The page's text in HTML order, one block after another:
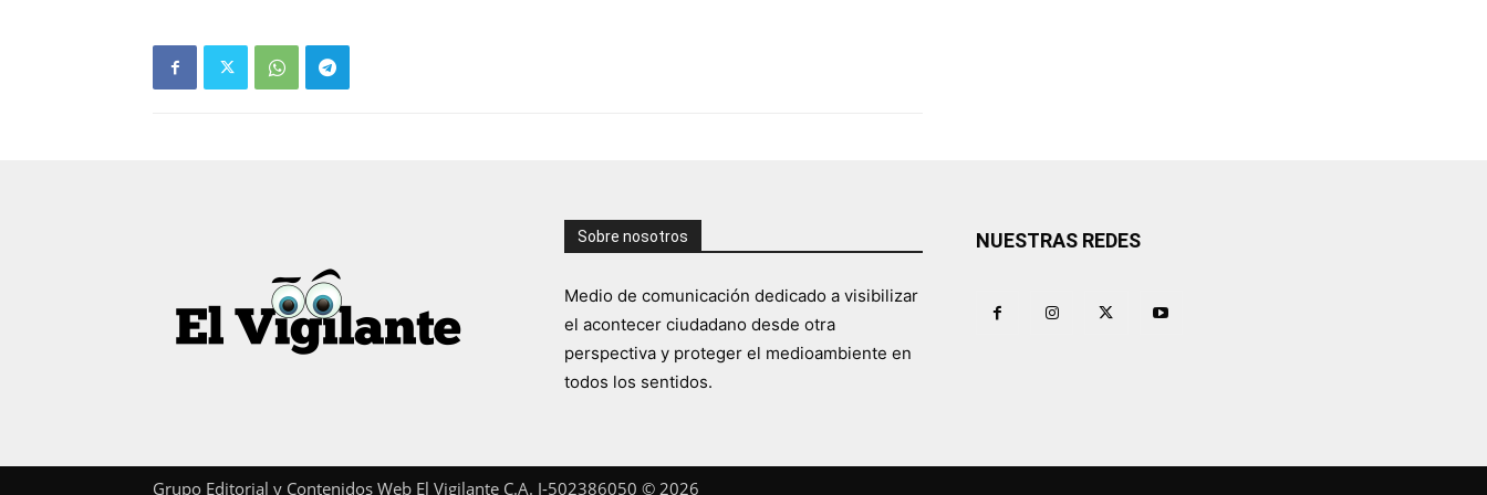
Sobre nosotros
Medio de comunicación dedicado a visibilizar
el acontecer ciudadano desde otra
perspectiva y proteger el medioambiente en
todos los sentidos.
NUESTRAS REDES
Grupo Editorial y Contenidos Web El Vigilante C.A. J-502386050 © 2026